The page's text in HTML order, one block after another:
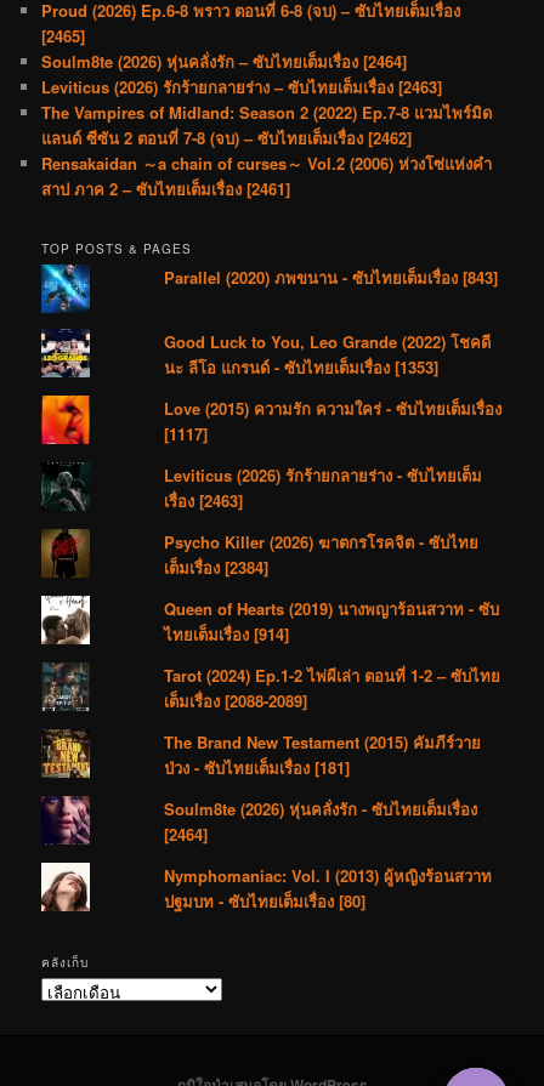
Proud (2026) Ep.6-8 พราว ตอนที่ 6-8 (จบ) – ซับไทยเต็มเรื่อง
[2465]
Soulm8te (2026) หุ่นคลั่งรัก – ซับไทยเต็มเรื่อง [2464]
Leviticus (2026) รักร้ายกลายร่าง – ซับไทยเต็มเรื่อง [2463]
The Vampires of Midland: Season 2 (2022) Ep.7-8 แวมไพร์มิด
แลนด์ ซีซัน 2 ตอนที่ 7-8 (จบ) – ซับไทยเต็มเรื่อง [2462]
Rensakaidan ～a chain of curses～ Vol.2 (2006) ห่วงโซ่แห่งคำ
สาป ภาค 2 – ซับไทยเต็มเรื่อง [2461]
TOP POSTS & PAGES
Parallel (2020) ภพขนาน - ซับไทยเต็มเรื่อง [843]
Good Luck to You, Leo Grande (2022) โชคดี
นะ ลีโอ แกรนด์ - ซับไทยเต็มเรื่อง [1353]
Love (2015) ความรัก ความใคร่ - ซับไทยเต็มเรื่อง
[1117]
Leviticus (2026) รักร้ายกลายร่าง - ซับไทยเต็ม
เรื่อง [2463]
Psycho Killer (2026) ฆาตกรโรคจิต - ซับไทย
เต็มเรื่อง [2384]
Queen of Hearts (2019) นางพญาร้อนสวาท - ซับ
ไทยเต็มเรื่อง [914]
Tarot (2024) Ep.1-2 ไพ่ผีเล่า ตอนที่ 1-2 – ซับไทย
เต็มเรื่อง [2088-2089]
The Brand New Testament (2015) คัมภีร์วาย
ป่วง - ซับไทยเต็มเรื่อง [181]
Soulm8te (2026) หุ่นคลั่งรัก - ซับไทยเต็มเรื่อง
[2464]
Nymphomaniac: Vol. I (2013) ผู้หญิงร้อนสวาท
ปฐมบท - ซับไทยเต็มเรื่อง [80]
คลังเก็บ
คลัง